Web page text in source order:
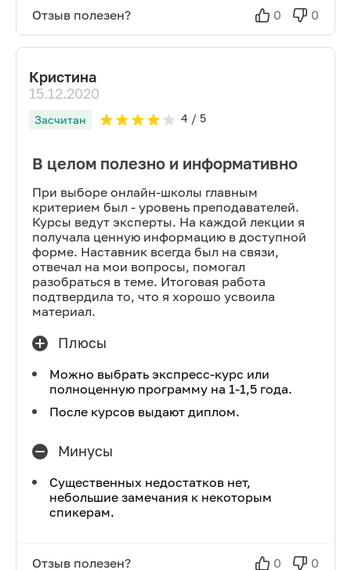
Отзыв полезен? 0 0
Кристина
15.12.2020
Засчитан 4 / 5
В целом полезно и информативно
При выборе онлайн-школы главным
критерием был - уровень преподавателей.
Курсы ведут эксперты. На каждой лекции я
получала ценную информацию в доступной
форме. Наставник всегда был на связи,
отвечал на мои вопросы, помогал
разобраться в теме. Итоговая работа
подтвердила то, что я хорошо усвоила
материал.
Плюсы
Можно выбрать экспресс-курс или
полноценную программу на 1-1,5 года.
После курсов выдают диплом.
Минусы
Существенных недостатков нет,
небольшие замечания к некоторым
спикерам.
Отзыв полезен? 0 0